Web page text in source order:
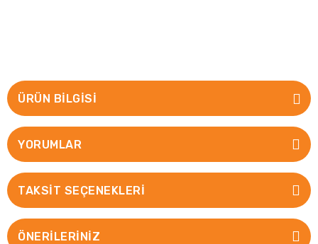
ÜRÜN BILGISI
YORUMLAR
TAKSIT SEÇENEKLERI
ÖNERILERINIZ